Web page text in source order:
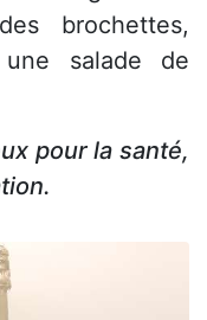
brochettes,
salade de
pour la santé,